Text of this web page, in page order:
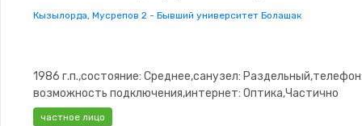
Кызылорда, Мусрепов 2 - Бывший университет Болашак
1986 г.п.,состояние: Среднее,санузел:
возможность подключения,интернет: Оптика,Частично
меблирована,Частично меблирована,паркинг:
частное лицо